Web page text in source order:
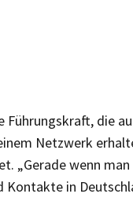
Führungskraft, die
Netzwerk
„Gerade wenn man
Kontakte in